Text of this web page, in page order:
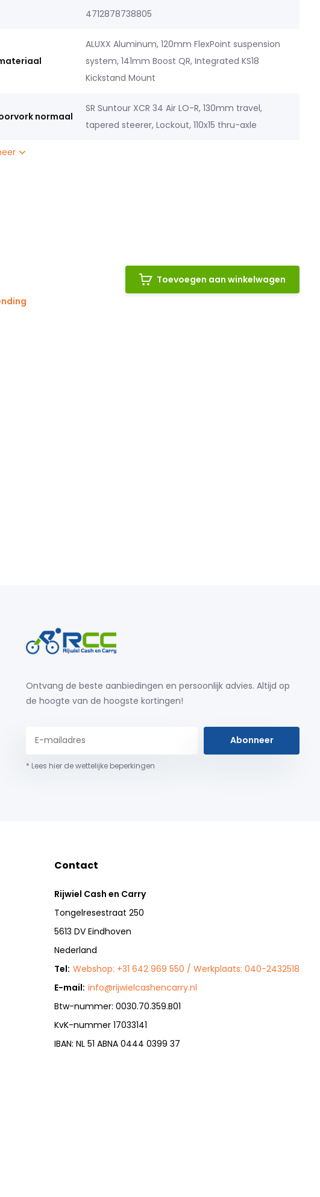
4712878738805
ALUXX Aluminum, 120mm FlexPoint suspension
system, 141mm Boost QR, Integrated KS18
Kickstand Mount
normaal
SR Suntour XCR 34 Air LO-R, 130mm travel,
tapered steerer, Lockout, 110x15 thru-axle
Toevoegen aan winkelwagen
Ontvang de beste aanbiedingen en persoonlijk advies. Altijd op
de hoogte van de hoogste kortingen!
Abonneer
* Lees hier de wettelijke beperkingen
Contact
Rijwiel Cash en Carry
Tongelresestraat 250
5613 DV Eindhoven
Nederland
Tel: Webshop: +31 642 969 550 / Werkplaats: 040-2432518
E-mail: info@rijwielcashencarry.nl
Btw-nummer: 0030.70.359.B01
KvK-nummer 17033141
IBAN: NL 51 ABNA 0444 0399 37